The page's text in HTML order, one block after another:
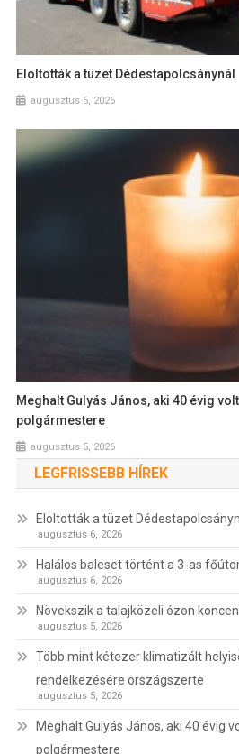
Eloltották a tüzet Dédestapolcsánynál
augusztus 6, 2026
Meghalt Gulyás János, aki 40 évig
polgármestere
augusztus 5, 2026
LEGFRISSEBB HÍREK
Eloltották a tüzet
augusztus 6, 2026
Halálos baleset történt a 3-as
augusztus 6, 2026
Növekszik a talajközeli ózon
augusztus 5, 2026
Több mint kétezer klimatizált
rendelkezésére országszerte
augusztus 5, 2026
Meghalt Gulyás János, aki 40 évig
polgármestere